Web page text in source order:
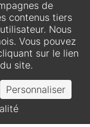
de
contenus tiers
Nous
Vous pouvez
sur le lien
site.
Personnaliser